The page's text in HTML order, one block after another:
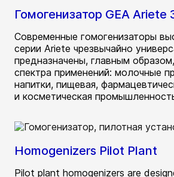
Гомогенизатор GEA Ariete
Современные гомогенизаторы
серии Ariete чрезвычайно
предназначены, главным
спектра применений: молочные
напитки, пищевая,
и косметическая
Homogenizers Pilot Plant
Pilot plant homogenizers are